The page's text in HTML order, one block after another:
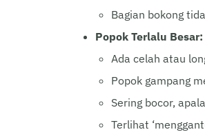
Bagian bokong
Popok Terlalu Besar:
Ada celah atau
Popok gampang
Sering bocor,
Terlihat